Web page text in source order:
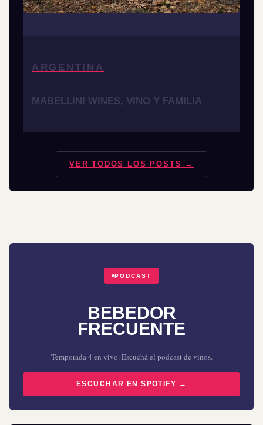
ARGENTINA
MABELLINI WINES, VINO Y FAMILIA
VER TODOS LOS POSTS →
PODCAST
BEBEDOR
FRECUENTE
Temporada 4 en vivo. Escuchá el podcast de vinos.
ESCUCHAR EN SPOTIFY →